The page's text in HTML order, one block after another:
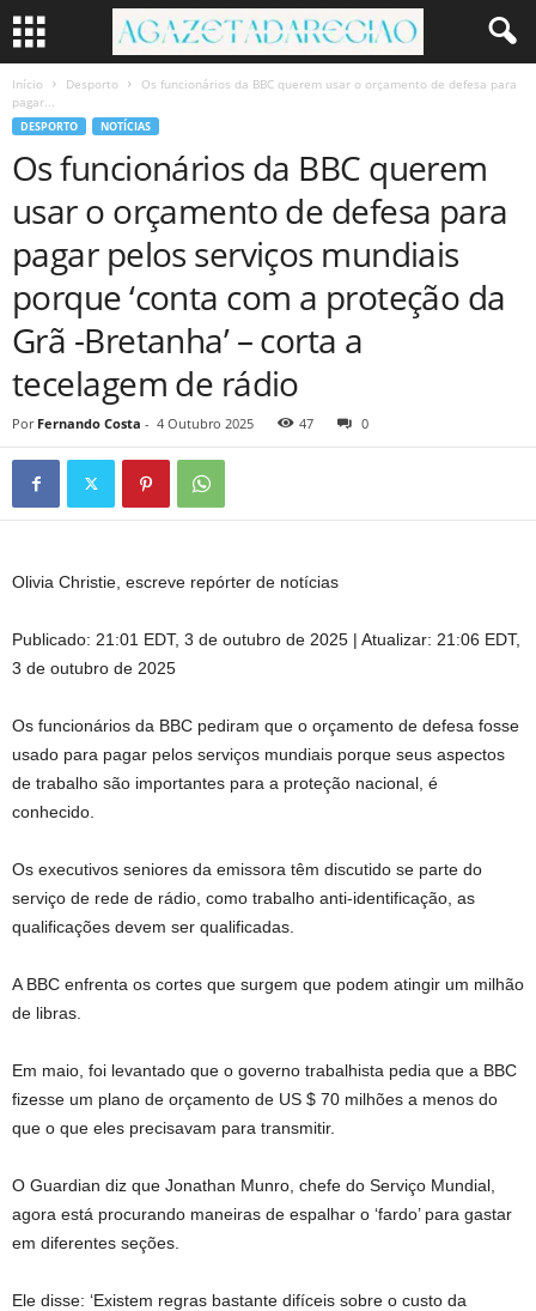
Início Desporto
Os funcionários da BBC querem usar o orçamento de defesa para
pagar...
DESPORTO NOTÍCIAS
Os funcionários da BBC querem
usar o orçamento de defesa para
pagar pelos serviços mundiais
porque ‘conta com a proteção da
Grã -Bretanha’ – corta a
tecelagem de rádio
Por Fernando Costa - 4 Outubro 2025 47 0
Olivia Christie, escreve repórter de notícias
Publicado: 21:01 EDT, 3 de outubro de 2025 | Atualizar: 21:06 EDT,
3 de outubro de 2025
Os funcionários da BBC pediram que o orçamento de defesa fosse
usado para pagar pelos serviços mundiais porque seus aspectos
de trabalho são importantes para a proteção nacional, é
conhecido.
Os executivos seniores da emissora têm discutido se parte do
serviço de rede de rádio, como trabalho anti-identificação, as
qualificações devem ser qualificadas.
A BBC enfrenta os cortes que surgem que podem atingir um milhão
de libras.
Em maio, foi levantado que o governo trabalhista pedia que a BBC
fizesse um plano de orçamento de US $ 70 milhões a menos do
que o que eles precisavam para transmitir.
O Guardian diz que Jonathan Munro, chefe do Serviço Mundial,
agora está procurando maneiras de espalhar o ‘fardo’ para gastar
em diferentes seções.
Ele disse: ‘Existem regras bastante difíceis sobre o custo da